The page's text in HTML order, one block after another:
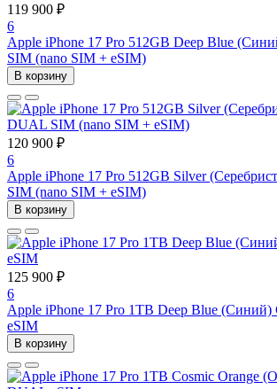
119 900 ₽
6
Apple iPhone 17 Pro 512GB Deep Blue
SIM (nano SIM + eSIM)
В корзину
120 900 ₽
6
Apple iPhone 17 Pro 512GB Silver
SIM (nano SIM + eSIM)
В корзину
125 900 ₽
6
Apple iPhone 17 Pro 1TB Deep Blue
eSIM
В корзину